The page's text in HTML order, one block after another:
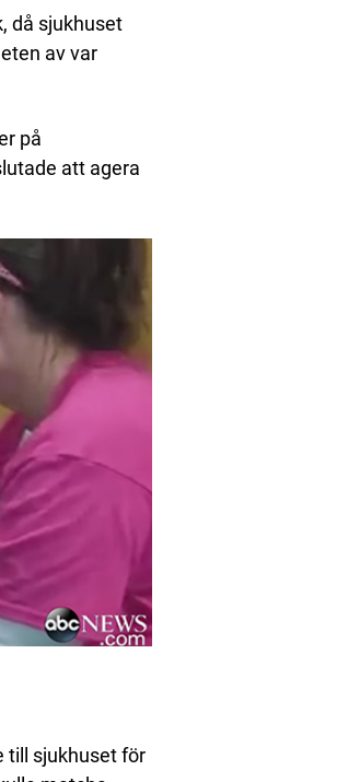
då sjukhuset
av var
på
att agera
till sjukhuset för